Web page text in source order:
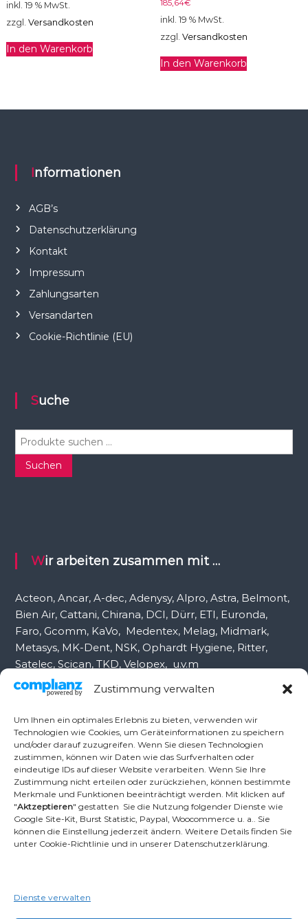
Zustimmung verwalten
Um Ihnen ein optimales Erlebnis zu bieten, verwenden wir
Technologien wie Cookies, um Geräteinformationen zu speichern
und/oder darauf zuzugreifen. Wenn Sie diesen Technologien
zustimmen, können wir Daten wie das Surfverhalten oder
eindeutige IDs auf dieser Website verarbeiten. Wenn Sie Ihre
Zustimmung nicht erteilen oder zurückziehen, können bestimmte
Merkmale und Funktionen beeinträchtigt werden. Mit klicken auf
"Aktzeptieren" gestatten Sie die Nutzung folgender Dienste wie
Google Site-Kit, Burst Statistic, Paypal, Woocommerce u. a.. Sie
können die Einstellung jederzeit ändern. Weitere Details finden Sie
unter Cookie-Richtlinie und in unserer Datenschutzerklärung.
Dienste verwalten
inkl. 19 % MwSt.
zzgl. Versandkosten
In den Warenkorb
185,64€
inkl. 19 % MwSt.
zzgl. Versandkosten
In den Warenkorb
Informationen
AGB’s
Datenschutzerklärung
Kontakt
Impressum
Zahlungsarten
Versandarten
Cookie-Richtlinie (EU)
Suche
h
c
Suchen
Wir arbeiten zusammen mit …
Acteon, Ancar, A-dec, Adenysy, Alpro, Astra, Belmont,
Bien Air, Cattani, Chirana, DCI, Dürr, ETI, Euronda,
Faro, Gcomm, KaVo, Medentex, Melag, Midmark,
Metasys, MK-Dent, NSK, Ophardt Hygiene, Ritter,
Satelec, Scican, TKD, Velopex, u.v.m
Ambident GmbH
Dental Geräte Handel und Service
Neumannstr. 3B
13189 Berlin
Email: info@ambident.de